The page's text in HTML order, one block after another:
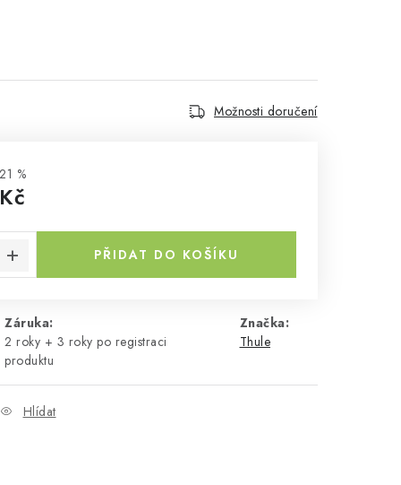
Možnosti doručení
%
PŘIDAT DO KOŠÍKU
Záruka:
2 roky + 3 roky po registraci
produktu
Značka:
Thule
Hlídat